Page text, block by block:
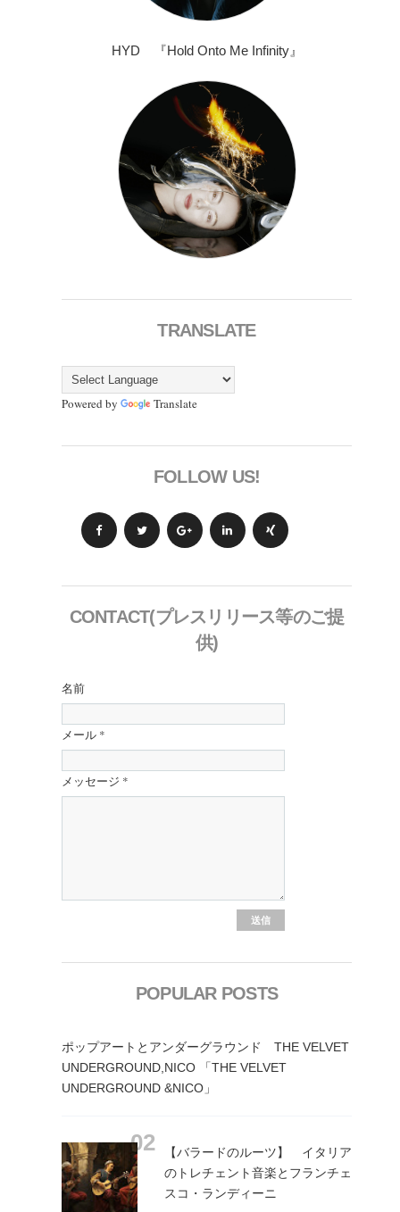
HYD 『Hold Onto Me Infinity』
TRANSLATE
Powered by Translate
FOLLOW US!
CONTACT(プレスリリース等のご提
供)
名前
メール *
メッセージ *
POPULAR POSTS
ポップアートとアンダーグラウンド THE VELVET
UNDERGROUND,NICO 「THE VELVET
UNDERGROUND &NICO」
【バラードのルーツ】 イタリア
のトレチェント音楽とフランチェ
スコ・ランディーニ